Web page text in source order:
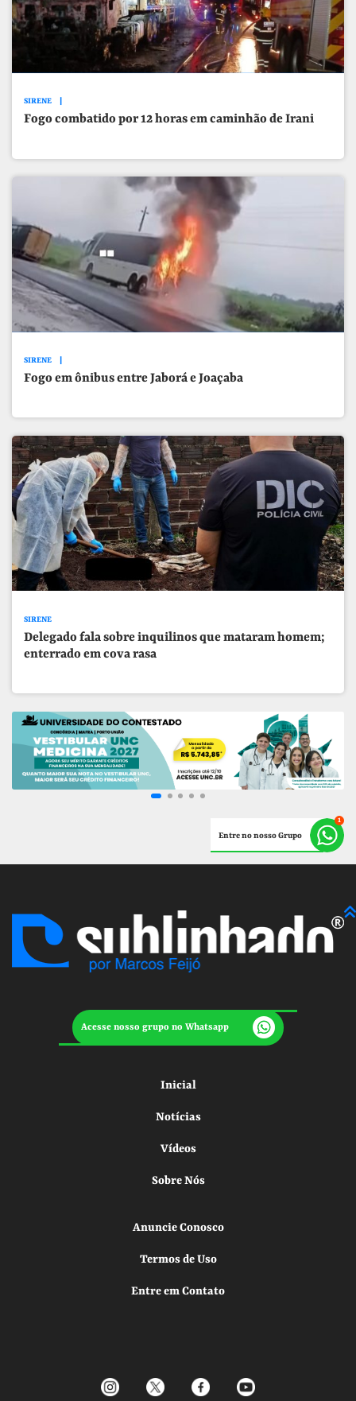
SIRENE
Fogo combatido por 12 horas em caminhão de Irani
SIRENE
Fogo em ônibus entre Jaborá e Joaçaba
SIRENE
Delegado fala sobre inquilinos que mataram homem;
enterrado em cova rasa
Entre no nosso Grupo
Acesse nosso grupo no Whatsapp
Inicial
Notícias
Vídeos
Sobre Nós
Anuncie Conosco
Termos de Uso
Entre em Contato